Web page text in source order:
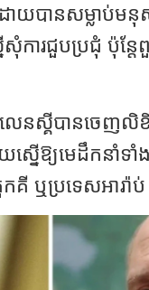
ដោយបានសម្លាប់
ារជួបប្រជុំ ប៉ុន្តែពួ
លេនស្គីបានចេ
នើឱ្យមេដឹកនាំទាំ
ឬប្រទេសអារ៉ាប់